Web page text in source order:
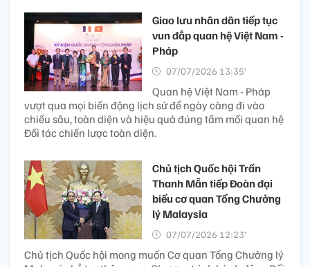
Giao lưu nhân dân tiếp tục
vun đắp quan hệ Việt Nam -
Pháp
07/07/2026 13:35’
Quan hệ Việt Nam - Pháp
vượt qua mọi biến động lịch sử để ngày càng đi vào
chiều sâu, toàn diện và hiệu quả đúng tầm mối quan hệ
Đối tác chiến lược toàn diện.
Chủ tịch Quốc hội Trần
Thanh Mẫn tiếp Đoàn đại
biểu cơ quan Tổng Chưởng
lý Malaysia
07/07/2026 12:23’
Chủ tịch Quốc hội mong muốn Cơ quan Tổng Chưởng lý